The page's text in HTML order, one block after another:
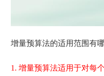
增量预算法的适用范围有
1. 增量预算法适用于对每